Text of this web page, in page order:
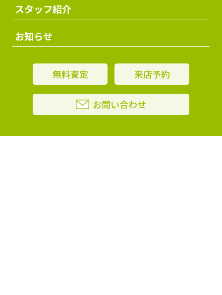
スタッフ紹介
お知らせ
無料査定 来店予約
お問い合わせ